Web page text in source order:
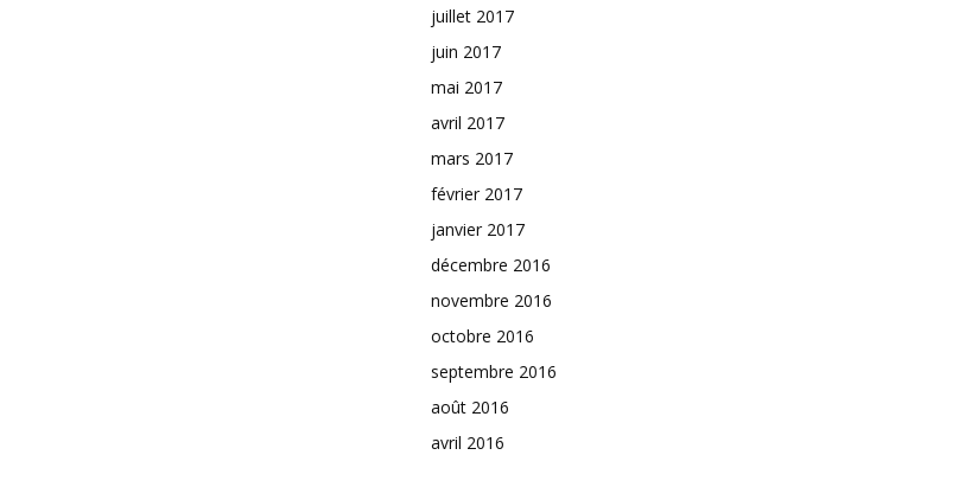
juillet 2017
juin 2017
mai 2017
avril 2017
mars 2017
février 2017
janvier 2017
décembre 2016
novembre 2016
octobre 2016
septembre 2016
août 2016
avril 2016